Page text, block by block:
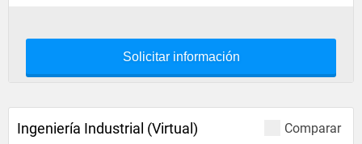
Solicitar información
Comparar
Ingeniería Industrial (Virtual)